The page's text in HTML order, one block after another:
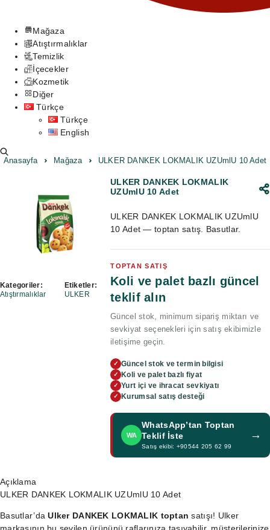
Mağaza
Atıştırmalıklar
Temizlik
İçecekler
Kozmetik
Diğer
Türkçe
Türkçe
English
Anasayfa Mağaza ULKER DANKEK LOKMALIK UZUmlU 10 Adet
Kategoriler:
Atıştırmalıklar
Etiketler:
ULKER
ULKER DANKEK LOKMALIK
UZUmlU 10 Adet
ULKER DANKEK LOKMALIK UZUmlU
10 Adet — toptan satış. Basutlar.
TOPTAN SATIŞ
Koli ve palet bazlı güncel
teklif alın
Güncel stok, minimum sipariş miktarı ve
sevkiyat seçenekleri için satış ekibimizle
iletişime geçin.
✓ Güncel stok ve termin bilgisi
✓ Koli ve palet bazlı fiyat
✓ Yurt içi ve ihracat sevkiyatı
✓ Kurumsal satış desteği
WA
WhatsApp’tan Toptan
Teklif İste
Satış ekibi: +90544 205 62 99
→
Açıklama
ULKER DANKEK LOKMALIK UZUmlU 10 Adet
Basutlar’daUlker DANKEK LOKMALIK toptan satışı! Ulker